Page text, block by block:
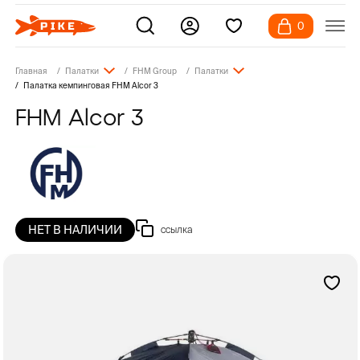
0
Главная Палатки FHM Group
Палатки
Палатка кемпинговая FHM Alcor 3
FHM Alcor 3
НЕТ В НАЛИЧИИ ссылка